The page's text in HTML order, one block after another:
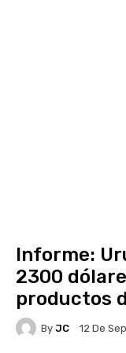
Informe:
2300
productos
By JC 12 De